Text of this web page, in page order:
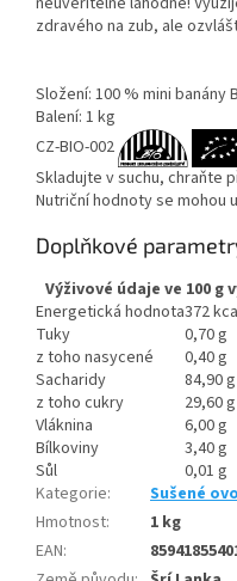
zdravého na zub, ale
Složení: 100 % mini banány
Balení: 1 kg
CZ-BIO-002
Skladujte v suchu, chraňte
Nutriční hodnoty se mohou
Doplňkové
Výživové údaje ve 100 g
Energetická hodnota372
Tuky
0,70 g
z toho nasycené
0,40 g
Sacharidy
84,90 g
z toho cukry
29,60 g
Vláknina
6,00 g
Bílkoviny
3,40 g
Sůl
0,01 g
Kategorie:
Sušené
Hmotnost:
1 kg
EAN: